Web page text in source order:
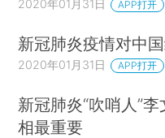
2020年01月31日 APP打开
新冠肺炎疫情对中
2020年01月31日 APP打开
新冠肺炎“吹哨人”
相最重要